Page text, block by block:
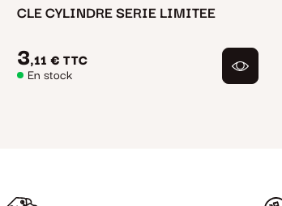
CLE CYLINDRE SERIE LIMITEE
3,11 € TTC
En stock